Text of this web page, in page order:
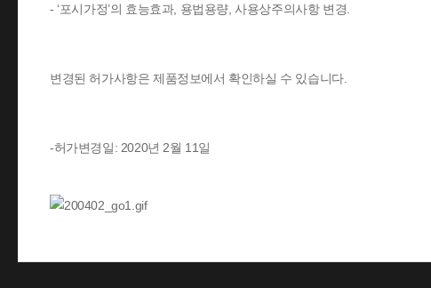
- ‘포시가정’의 효능효과, 용법용량, 사용상주의사항 변경.
변경된 허가사항은 제품정보에서 확인하실 수 있습니다.
-허가변경일: 2020년 2월 11일